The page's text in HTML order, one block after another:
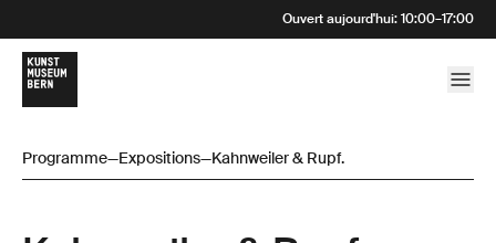
Ouvert aujourd'hui: 10:00–17:00
Programme—Expositions—Kahnweiler & Rupf.